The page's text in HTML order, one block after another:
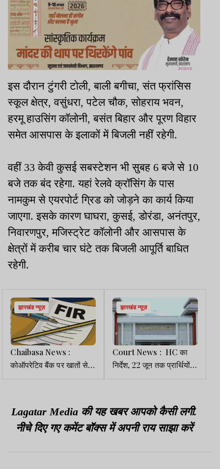
इस दौरान टुंगरी टोली, बाली बगीचा, संत फ्रांसिस
स्कूल क्षेत्र, वसुंधरा, पटेल चौक, सोहराय भवन,
हरमू हाउसिंग कॉलोनी, बसंत बिहार और पूरण विहार
समेत आसपास के इलाकों में बिजली नहीं रहेगी.
वहीं 33 केवी कुसई सबस्टेशन भी सुबह 6 बजे से 10
बजे तक बंद रहेगा. यहां रेलवे क्रॉसिंग के पास
नामकुम से एयरपोर्ट ग्रिड को जोड़ने का कार्य किया
जाएगा. इसके कारण घाघरा, कुसई, डोरंडा, अनंतपुर,
निवारणपुर, मजिस्ट्रेट कॉलोनी और आसपास के
क्षेत्रों में करीब चार घंटे तक बिजली आपूर्ति बाधित
रहेगी.
झारखंड न्यूज़
Chaibasa News :
कोऑपरेटिव बैंक पर खातों से
अवैध निकासी का आरोप, कोर्ट
झारखंड न्यूज़
Court News : HC का
निर्देश, 22 जून तक प्रार्थियों
का पेंशन-बकाया भुगतान करें,
सैलरी रोकी जाएगी
Lagatar Media की यह खबर आपको कैसी लगी.
नीचे दिए गए कमेंट बॉक्स में अपनी राय साझा करें